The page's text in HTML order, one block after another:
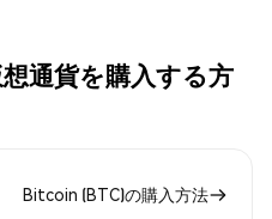
通貨を購入する方
Bitcoin (BTC)の購入方法